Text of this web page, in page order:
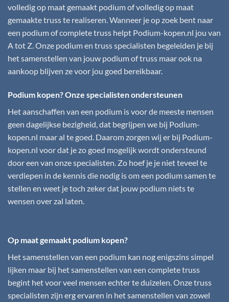
volledig op maat gemaakt podium of volledig op maat
gemaakte truss te realiseren. Wanneer je op zoek bent naar
een podium of complete truss helpt Podium-kopen.nl jou van
A tot Z. Onze podium en truss specialisten begeleiden je bij
het samenstellen van jouw podium of truss maar ook na
aankoop blijven ze voor jou goed bereikbaar.
Podium kopen? Onze specialisten ondersteunen
Het aanschaffen van een podium is voor de meeste mensen
geen dagelijkse bezigheid, dat begrijpen we bij Podium-
kopen.nl maar al te goed. Daarom zorgen wij er bij Podium-
kopen.nl voor dat je zo goed mogelijk wordt ondersteund
door een van onze specialisten. Zo hoef je je niet teveel te
verdiepen in de kennis die nodig is om een podium samen te
stellen en weet je toch zeker dat jouw podium niets te
wensen over zal laten.
Op maat gemaakt podium kopen?
Het samenstellen van een podium kan nog enigszins simpel
lijken maar bij het samenstellen van een complete truss
begint het voor veel mensen echter te duizelen. Onze truss
specialisten zijn erg ervaren in het samenstellen van zowel